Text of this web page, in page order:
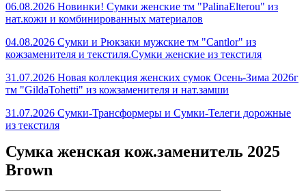
06.08.2026 Новинки! Сумки женские тм "PalinaElterou" из
нат.кожи и комбинированных материалов
04.08.2026 Сумки и Рюкзаки мужские тм "Cantlor" из
кожзаменителя и текстиля.Сумки женские из текстиля
31.07.2026 Новая коллекция женских сумок Осень-Зима 2026г
тм "GildaTohetti" из кожзаменителя и нат.замши
31.07.2026 Сумки-Трансформеры и Сумки-Телеги дорожные
из текстиля
Сумка женская кож.заменитель 2025
Brown